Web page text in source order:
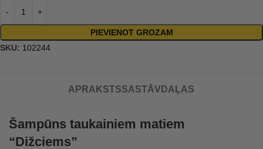
PIEVIENOT GROZAM
SKU: 102244
APRAKSTSSASTĀVDAĻAS
Šampūns taukainiem matiem
“Dižciems”